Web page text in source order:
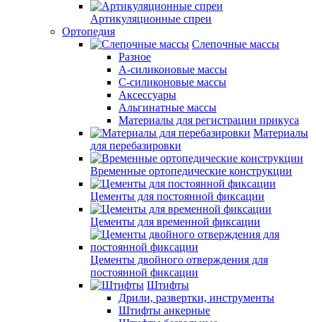
Артикуляционные спреи
Ортопедия
Слепочные массы
Разное
А-силиконовые массы
С-силиконовые массы
Аксессуары
Альгинатные массы
Материалы для регистрации прикуса
Материалы
для перебазировки
Временные ортопедические конструкции
Цементы для постоянной фиксации
Цементы для временной фиксации
Цементы двойного отверждения для
постоянной фиксации
Штифты
Дрили, развертки, инструменты
Штифты анкерные